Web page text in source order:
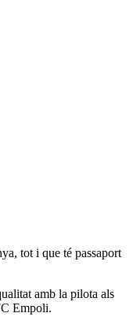
tot i que té passaport
amb la pilota als
Empoli.